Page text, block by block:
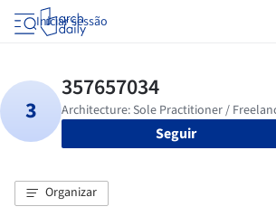
Iniciar sessão
Seguir
Organizar